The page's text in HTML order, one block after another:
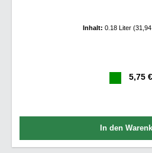
Inhalt: 0.18 Liter
5,75
In den